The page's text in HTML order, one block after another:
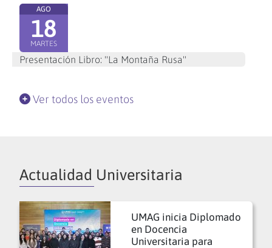
AGO
18
MARTES
Presentación Libro: "La Montaña Rusa"
Ver todos los eventos
Actualidad Universitaria
UMAG inicia Diplomado
en Docencia
Universitaria para